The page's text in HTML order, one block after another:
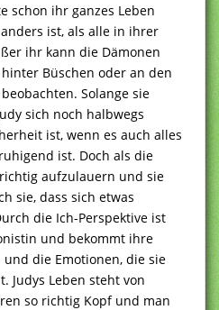
schon ihr ganzes Leben
ist, als alle in ihrer
ihr kann die Dämonen
Büschen oder an den
Solange sie
sich noch halbwegs
ist, wenn es auch alles
ist. Doch als die
aufzulauern und sie
sie, dass sich etwas
die Ich-Perspektive ist
und bekommt ihre
die Emotionen, die sie
Judys Leben steht von
so richtig Kopf und man